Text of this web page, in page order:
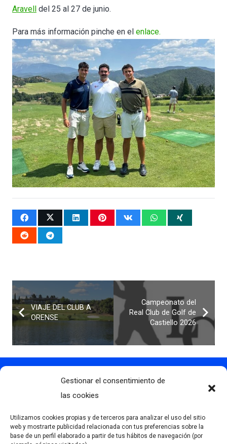
Gestionar el consentimiento de
las cookies
Utilizamos cookies propias y de terceros para analizar el uso del sitio
web y mostrarte publicidad relacionada con tus preferencias sobre la
base de un perfil elaborado a partir de tus hábitos de navegación (por
Aravell
del 25 al 27 de junio.
Para más información pinche en el enlace.
VIAJE DEL CLUB A
ORENSE
Campeonato del
Real Club de Golf de
Castiello 2026
Contacto
info@clubdegolflascaldas.com
681 163 108
La Premaña s/n, 33174, Oviedo, España